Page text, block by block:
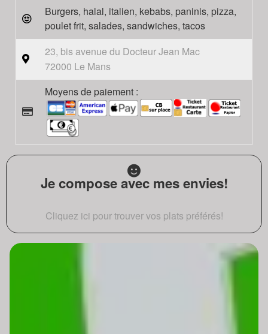
Burgers, halal, italien, kebabs, paninis, pizza,
poulet frit, salades, sandwiches, tacos
23, bis avenue du Docteur Jean Mac
72000 Le Mans
Moyens de paiement :
Je compose avec mes envies!
Cliquez ici pour trouver vos plats préférés!